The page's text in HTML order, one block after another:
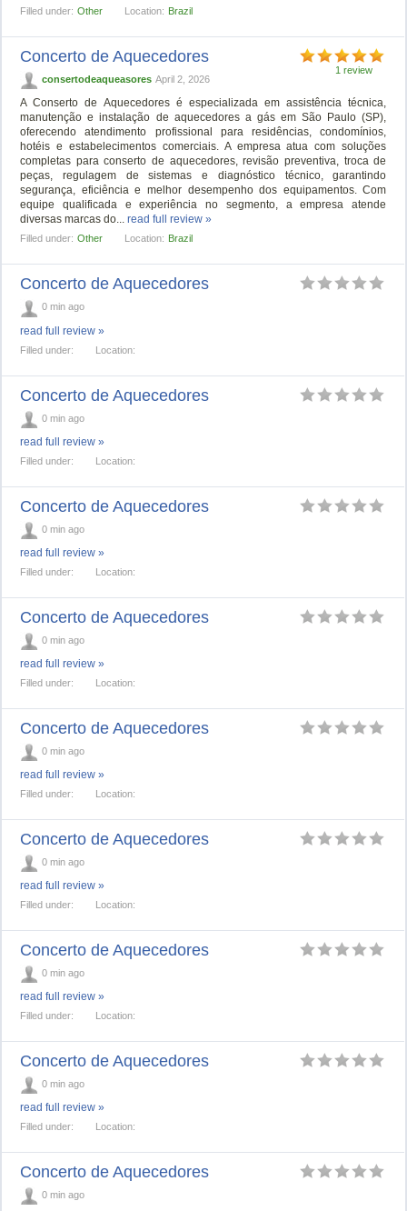
Filled under: Other Location: Brazil
1 review
Concerto de Aquecedores
consertodeaqueasores April 2, 2026
A Conserto de Aquecedores é especializada em assistência técnica,
manutenção e instalação de aquecedores a gás em São Paulo (SP),
oferecendo atendimento profissional para residências, condomínios,
hotéis e estabelecimentos comerciais. A empresa atua com soluções
completas para conserto de aquecedores, revisão preventiva, troca de
peças, regulagem de sistemas e diagnóstico técnico, garantindo
segurança, eficiência e melhor desempenho dos equipamentos. Com
equipe qualificada e experiência no segmento, a empresa atende
diversas marcas do...read full review »
Filled under: Other Location: Brazil
Concerto de Aquecedores
0 min ago
read full review »
Filled under: Location:
Concerto de Aquecedores
0 min ago
read full review »
Filled under: Location:
Concerto de Aquecedores
0 min ago
read full review »
Filled under: Location:
Concerto de Aquecedores
0 min ago
read full review »
Filled under: Location:
Concerto de Aquecedores
0 min ago
read full review »
Filled under: Location:
Concerto de Aquecedores
0 min ago
read full review »
Filled under: Location:
Concerto de Aquecedores
0 min ago
read full review »
Filled under: Location:
Concerto de Aquecedores
0 min ago
read full review »
Filled under: Location:
Concerto de Aquecedores
0 min ago